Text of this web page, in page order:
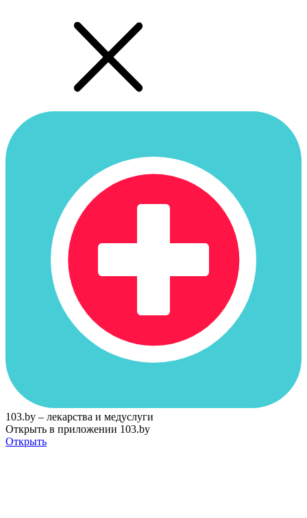
103.by – лекарства и медуслуги
Открыть в приложении 103.by
Открыть